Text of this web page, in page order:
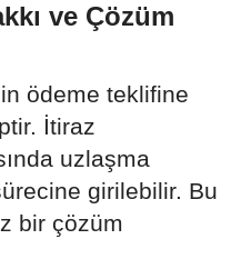
ve Çözüm
ödeme teklifine
İtiraz
uzlaşma
girilebilir. Bu
bir çözüm